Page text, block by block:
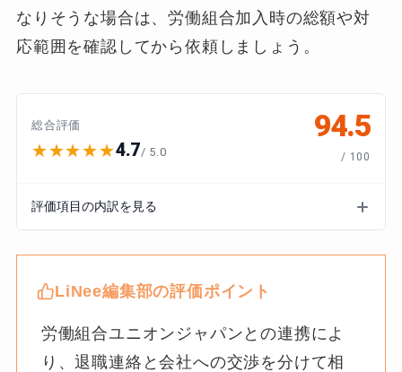
なりそうな場合は、労働組合加入時の総額や対
応範囲を確認してから依頼しましょう。
総合評価
★★★★★4.7/ 5.0
94.5
/ 100
評価項目の内訳を見る
LiNee編集部の評価ポイント
労働組合ユニオンジャパンとの連携によ
り、退職連絡と会社への交渉を分けて相